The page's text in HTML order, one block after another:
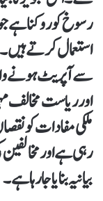
رسوخ کو روکنا ہے
استعمال کرتے
سے آپریٹ ہونے
اور ریاست مخالف
ملکی مفادات کو
رہی ہے اور
بیانیہ بنایا جا رہا ہے۔